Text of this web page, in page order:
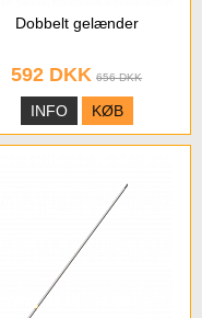
Dobbelt gelænder
592 DKK 656 DKK
INFO KØB